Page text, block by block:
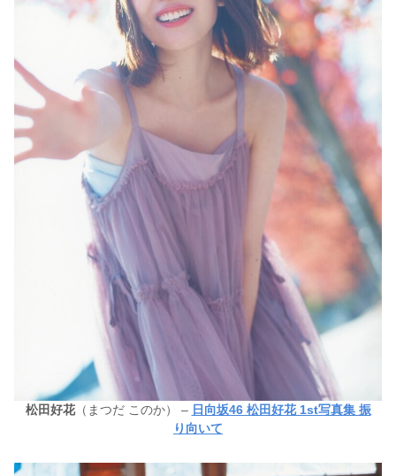
松田好花（まつだ このか） – 日向坂46 松田好花 1st写真集 振
り向いて